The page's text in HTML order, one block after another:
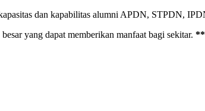
dan kapabilitas alumni APDN, STPDN,
yang dapat memberikan manfaat bagi sekitar.